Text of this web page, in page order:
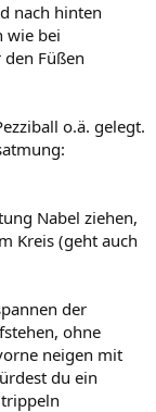
nach hinten
wie bei
Füßen
o.ä. gelegt.
Nabel ziehen,
Kreis (geht auch
der
ohne
neigen mit
du ein